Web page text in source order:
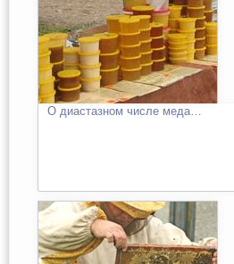
О диастазном числе меда…